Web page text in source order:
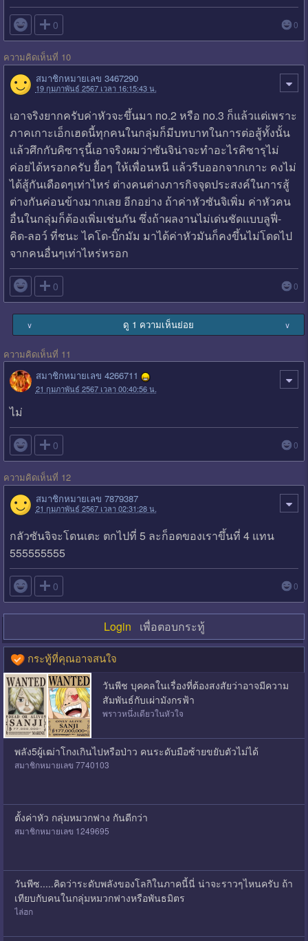
 0 0
ความคิดเห็นที่ 10
สมาชิกหมายเลข 3467290
19 กุมภาพันธ์ 2567 เวลา 16:15:43 น.
เอาจริงยากครับค่าหัวจะขึ้นมา no.2 หรือ no.3 ก็แล้วแต่เพราะ
ภาคเกาะเอ็กเฮดนี้ทุกคนในกลุ่มก็มีบทบาทในการต่อสู้ทั้งนั้น
แล้วศึกกับคิซารุนี้เอาจริงผมว่าซันจิน่าจะทำอะไรคิซารุไม่
ค่อยได้หรอกครับ ยื้อๆ ให้เพื่อนหนี แล้วรีบออกจากเกาะ คงไม่
ได้สู้กันเดือดๆเท่าไหร่ ต่างคนต่างภารกิจจุดประสงค์ในการสู้
ต่างกันค่อนข้างมากเลย อีกอย่าง ถ้าค่าหัวซันจิเพิ่ม ค่าหัวคน
อื่นในกลุ่มก็ต้องเพิ่มเช่นกัน ซึ่งถ้าผลงานไม่เด่นชัดแบบลูฟี่-
คิด-ลอว์ ที่ชนะ ไคโด-บิ๊กมัม มาได้ค่าหัวมันก็คงขึ้นไม่โดดไป
จากคนอื่นๆเท่าไหร่หรอก
 0 0
∨ ดู 1 ความเห็นย่อย ∨
ความคิดเห็นที่ 11
สมาชิกหมายเลข 4266711
21 กุมภาพันธ์ 2567 เวลา 00:40:56 น.
ไม่
 0 0
ความคิดเห็นที่ 12
สมาชิกหมายเลข 7879387
21 กุมภาพันธ์ 2567 เวลา 02:31:28 น.
กลัวซันจิจะโดนเตะ ตกไปที่ 5 ละก็อดของเราขึ้นที่ 4 แทน
555555555
 0 0
Login เพื่อตอบกระทู้
กระทู้ที่คุณอาจสนใจ
วันพีช บุคคลในเรื่องที่ต้องสงสัยว่าอาจมีความ
สัมพันธ์กับเผ่ามังกรฟ้า
พราวหนึ่งเดียวในหัวใจ
พลัง5ผู้เฒ่าโกงเกินไปหรือป่าว คนระดับมือซ้ายขยับตัวไม่ได้
สมาชิกหมายเลข 7740103
ตั้งค่าหัว กลุ่มหมวกฟาง กันดีกว่า
สมาชิกหมายเลข 1249695
วันพีซ.....คิดว่าระดับพลังของโลกิในภาคนี้นี่ น่าจะราวๆไหนครับ ถ้า
เทียบกับคนในกลุ่มหมวกฟางหรือพันธมิตร
ไล่ฮก